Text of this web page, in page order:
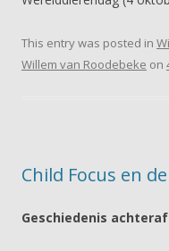
This entry was posted in
Willem van Roodebeke on
Child Focus en
Geschiedenis achteraf